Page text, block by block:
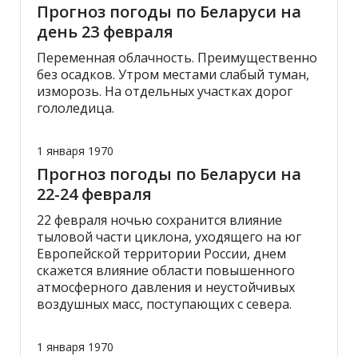
Прогноз погоды по Беларуси на
день 23 февраля
Переменная облачность. Преимущественно
без осадков. Утром местами слабый туман,
изморозь. На отдельных участках дорог
гололедица.
1 января 1970
Прогноз погоды по Беларуси на
22-24 февраля
22 февраля ночью сохранится влияние
тыловой части циклона, уходящего на юг
Европейской территории России, днем
скажется влияние области повышенного
атмосферного давления и неустойчивых
воздушных масс, поступающих с севера.
1 января 1970